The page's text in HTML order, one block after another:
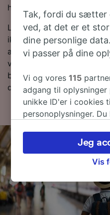
hvis du bestiller i forvejen.
Leder du efter togbilletter
ikke at vente - lav en
at finde ud af mere om
vores togplan forneden
billige billetter og vores
deriblandt de første og
Tak, fordi du sætter
ved, at det er et
dine personlige
vi passer på dine
Vi og vores115
adgang til oplysninger
unikke ID'er i cookies
personoplysninger.
herunder din ret til at
legitim interesse
siden om
browsingdata. Dine
sporingsformål, hvis
spore dig.
Vis
Jeg